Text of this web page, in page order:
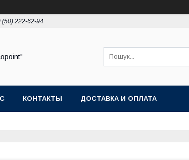
(50) 222-62-94
КОНТАКТЫ ДОСТАВКА И ОПЛАТА